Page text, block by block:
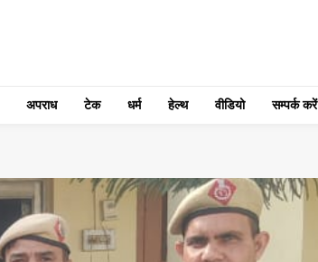
अपराध टेक धर्म हेल्थ वीडियो सम्पर्क करें